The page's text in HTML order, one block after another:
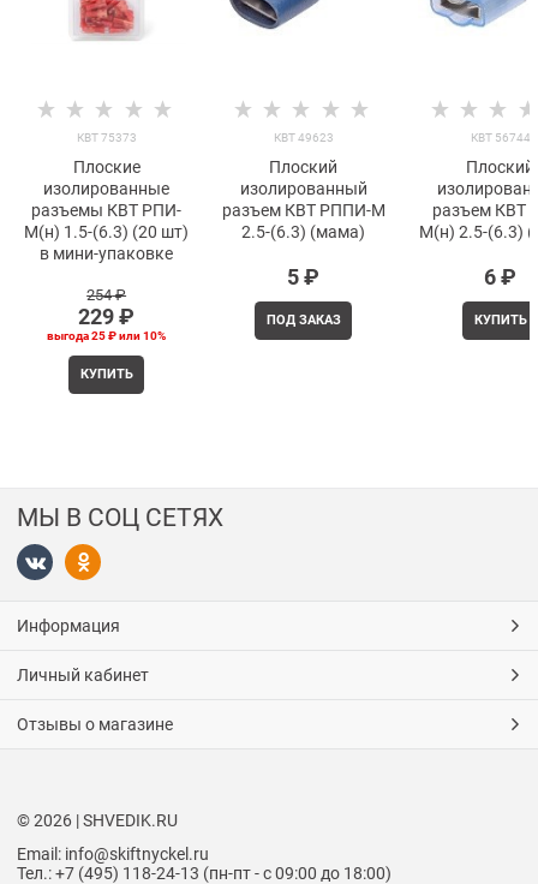
КВТ 75373
Плоские
изолированные
разъемы КВТ РПИ-
М(н) 1.5-(6.3) (20 шт)
в мини-упаковке
254 ₽
229 ₽
выгода25 ₽или10%
КУПИТЬ
КВТ 49623
Плоский
изолированный
разъем КВТ РППИ-М
2.5-(6.3) (мама)
5 ₽
ПОД ЗАКАЗ
КВТ 56744
Плоский
разъем КВТ
М(н) 2.5-(6.3)
6 ₽
КУПИТЬ
МЫ В СОЦ СЕТЯХ
Информация
Личный кабинет
Отзывы о магазине
© 2026 | SHVEDIK.RU
Email: info@skiftnyckel.ru
Тел.: +7 (495) 118-24-13 (пн-пт - с 09:00 до 18:00)